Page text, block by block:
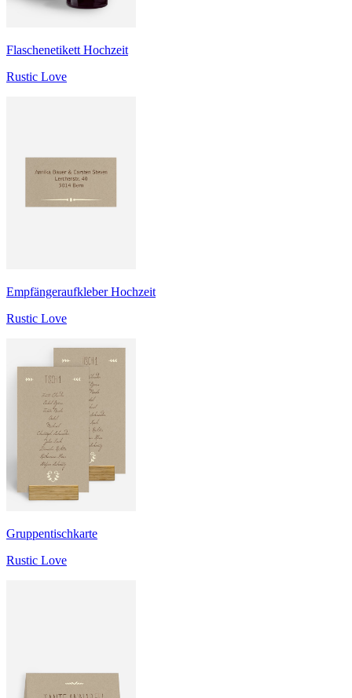
Flaschenetikett Hochzeit
Rustic Love
Empfängeraufkleber Hochzeit
Rustic Love
Gruppentischkarte
Rustic Love